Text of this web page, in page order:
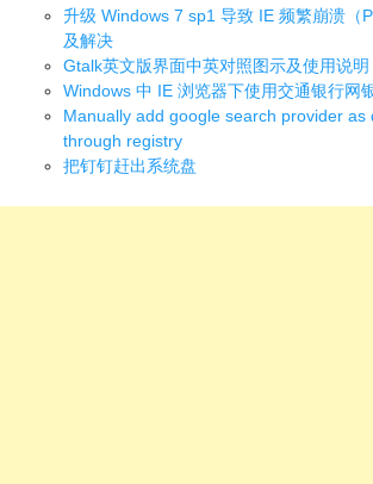
升级 Windows 7 sp1 导致 IE 频繁崩溃（
及解决
Gtalk英文版界面中英对照图示及使用说明
Windows 中 IE 浏览器下使用交通银行网
Manually add google search provider as
through registry
把钉钉赶出系统盘